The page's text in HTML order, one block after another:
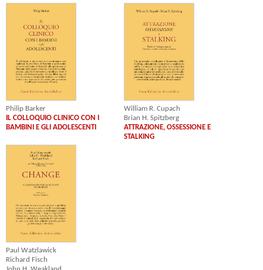
Philip Barker
IL COLLOQUIO CLINICO CON I
BAMBINI E GLI ADOLESCENTI
William R. Cupach
Brian H. Spitzberg
ATTRAZIONE, OSSESSIONE E
STALKING
Paul Watzlawick
Richard Fisch